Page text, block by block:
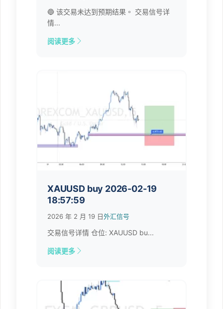
🔵 该交易未达到预期结果。 交易信号详
情...
阅读更多
XAUUSD buy 2026-02-19
18:57:59
2026 年 2 月 19 日外汇信号
交易信号详情 仓位: XAUUSD bu...
阅读更多